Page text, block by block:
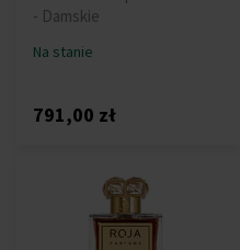
- Damskie
Na stanie
791,00 zł